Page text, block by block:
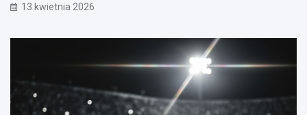
13 kwietnia 2026